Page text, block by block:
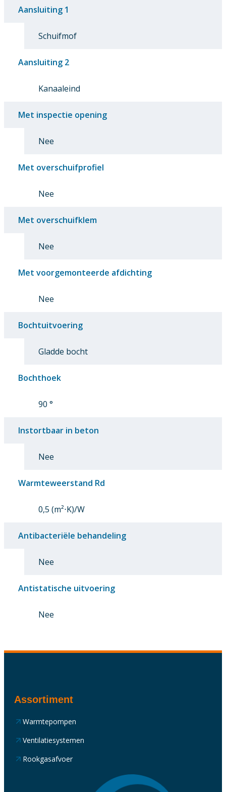
Aansluiting 1
Schuifmof
Aansluiting 2
Kanaaleind
Met inspectie opening
Nee
Met overschuifprofiel
Nee
Met overschuifklem
Nee
Met voorgemonteerde afdichting
Nee
Bochtuitvoering
Gladde bocht
Bochthoek
90 °
Instortbaar in beton
Nee
Warmteweerstand Rd
0,5 (m²⋅K)/W
Antibacteriële behandeling
Nee
Antistatische uitvoering
Nee
Assortiment
Warmtepompen
Ventilatiesystemen
Rookgasafvoer